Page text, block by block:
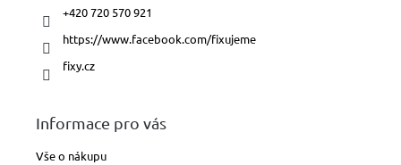
+420 720 570 921
https://www.facebook.com/fixujeme
fixy.cz
Informace pro vás
Vše o nákupu